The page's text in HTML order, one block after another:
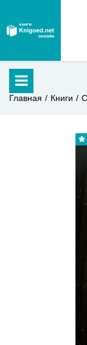
Главная Книги